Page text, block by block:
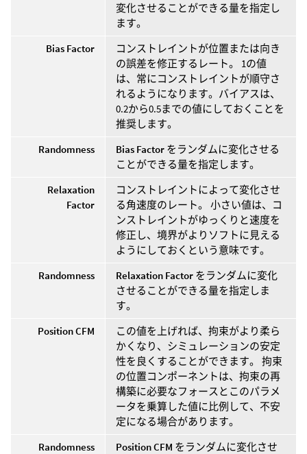
変化させることができる量を指定し
ます。
Bias Factor
コンストレイントが位置または向き
の誤差を修正するレート。 1の値
は、常にコンストレイントが順守さ
れるようになります。バイアスは、
0.2から0.5までの値にしておくことを
推奨します。
Randomness
Bias Factor をランダムに変化させる
ことができる量を指定します。
Relaxation
Factor
コンストレイントによって変化させ
る角速度のレート。 小さい値は、コ
ンストレイントがゆっくりと速度を
修正し、境界がよりソフトに見える
ようにしておくという意味です。
Randomness
Relaxation Factor をランダムに変化
させることができる量を指定しま
す。
Position CFM
この値を上げれば、拘束がより柔ら
かくなり、シミュレーションの安定
性を良くすることができます。 拘束
の位置コンポーネントは、拘束の再
構築に必要なフォースとこのパラメ
ータを乗算した値に比例して、不安
定になる場合があります。
Randomness
Position CFM をランダムに変化させ